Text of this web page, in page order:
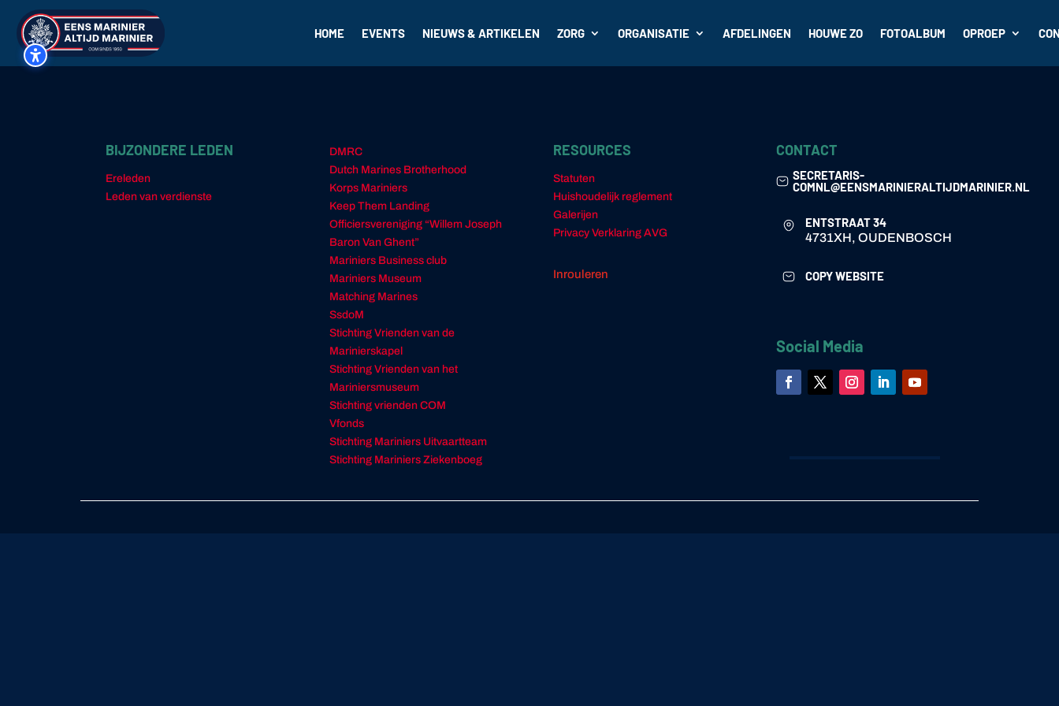
HOME EVENTS NIEUWS & ARTIKELEN ZORG ORGANISATIE AFDELINGEN HOUWE ZO FOTOALBUM OPROEP
BIJZONDERE LEDEN
Ereleden
Leden van verdienste
DMRC
Dutch Marines Brotherhood
Korps Mariniers
Keep Them Landing
Officiersvereniging “Willem Joseph
Baron Van Ghent”
Mariniers Business club
Mariniers Museum
Matching Marines
SsdoM
Stichting Vrienden van de
Marinierskapel
Stichting Vrienden van het
Mariniersmuseum
Stichting vrienden COM
Vfonds
Stichting Mariniers Uitvaartteam
Stichting Mariniers Ziekenboeg
RESOURCES
Statuten
Huishoudelijk reglement
Galerijen
Privacy Verklaring AVG
Inrouleren
CONTACT
SECRETARIS-
COMNL@EENSMARINIERALTIJDMARINIER.NL
ENTSTRAAT 34
4731XH, OUDENBOSCH
COPY WEBSITE
Social Media